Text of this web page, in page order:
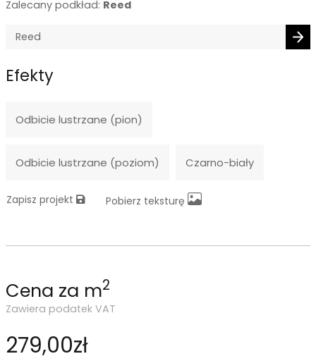
Zalecany podkład: Reed
Efekty
Odbicie lustrzane (pion)
Odbicie lustrzane (poziom) Czarno-biały
Zapisz projekt Pobierz teksturę
Cena za m2
Zawiera podatek VAT
279,00zł